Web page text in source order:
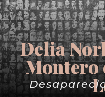
Delia
Montero